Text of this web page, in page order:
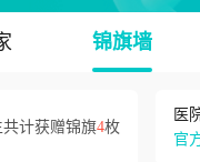
锦旗墙
共计获赠锦旗4枚
医
官